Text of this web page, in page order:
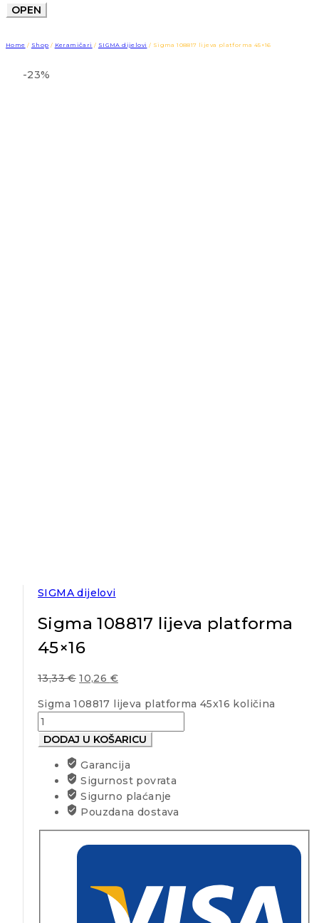
OPEN
Home / Shop / Keramičari / SIGMA dijelovi / Sigma 108817 lijeva platforma 45×16
-23%
SIGMA dijelovi
Sigma 108817 lijeva platforma
45×16
13,33€ 10,26 €
Sigma 108817 lijeva platforma 45x16 količina
DODAJ U KOŠARICU
Garancija
Sigurnost povrata
Sigurno plaćanje
Pouzdana dostava